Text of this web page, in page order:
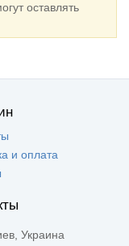
оставлять
и оплата
Украина